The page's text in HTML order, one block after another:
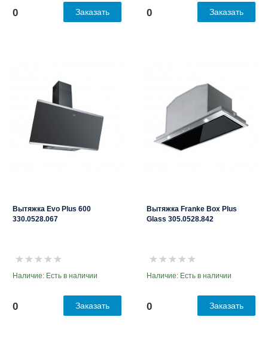
0 Заказать 0 Заказать
Вытяжка Evo Plus 600
330.0528.067
Наличие: Есть в наличии
0 Заказать
Вытяжка Franke Box Plus
Glass 305.0528.842
Наличие: Есть в наличии
0 Заказать